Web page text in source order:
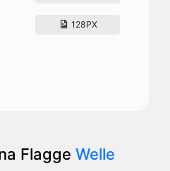
128PX
FlaggeWelle